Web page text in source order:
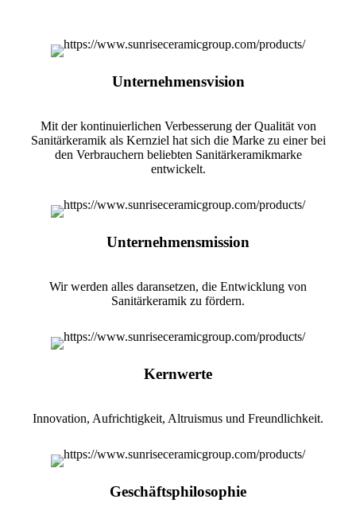
Unternehmensvision
Mit der kontinuierlichen Verbesserung der Qualität von
Sanitärkeramik als Kernziel hat sich die Marke zu einer bei
den Verbrauchern beliebten Sanitärkeramikmarke
entwickelt.
Unternehmensmission
Wir werden alles daransetzen, die Entwicklung von
Sanitärkeramik zu fördern.
Kernwerte
Innovation, Aufrichtigkeit, Altruismus und Freundlichkeit.
Geschäftsphilosophie